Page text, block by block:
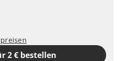
2 € bestellen